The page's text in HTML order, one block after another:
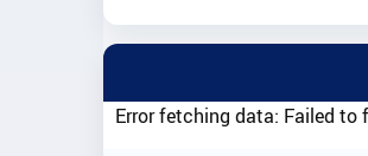
Error fetching data: Failed to